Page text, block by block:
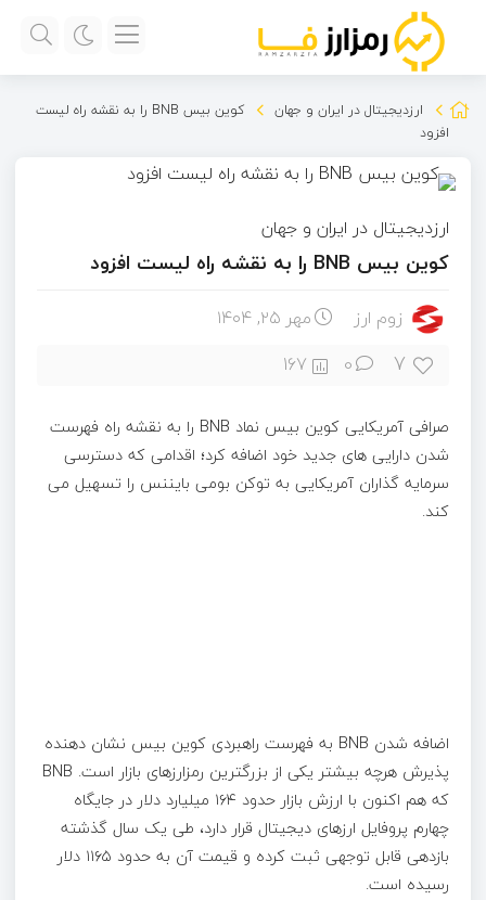
ارزدیجیتال در ایران و جهان
کوین بیس BNB را به نقشه راه لیست
افزود
ارزدیجیتال در ایران و جهان
کوین بیس BNB را به نقشه راه لیست افزود
زوم ارز مهر ۲۵, ۱۴۰۴
7
0
167
صرافی آمریکایی کوین بیس نماد BNB را به نقشه راه فهرست
شدن دارایی های جدید خود اضافه کرد؛ اقدامی که دسترسی
سرمایه گذاران آمریکایی به توکن بومی بایننس را تسهیل می
کند.
اضافه شدن BNB به فهرست راهبردی کوین بیس نشان دهنده
پذیرش هرچه بیشتر یکی از بزرگترین رمزارزهای بازار است. BNB
که هم اکنون با ارزش بازار حدود ۱۶۴ میلیارد دلار در جایگاه
چهارم پروفایل ارزهای دیجیتال قرار دارد، طی یک سال گذشته
بازدهی قابل توجهی ثبت کرده و قیمت آن به حدود ۱۱۶۵ دلار
رسیده است.